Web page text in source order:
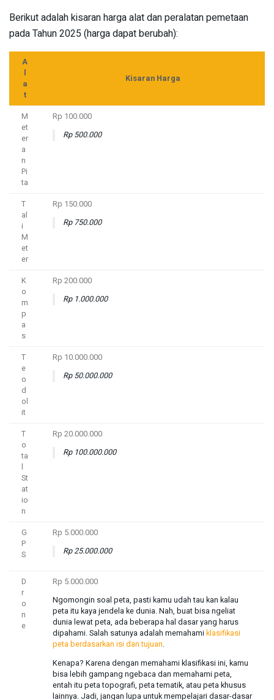
Berikut adalah kisaran harga alat dan peralatan pemetaan
pada Tahun 2025 (harga dapat berubah):
A
l
a
t
Kisaran Harga
M
et
er
a
n
Pi
ta
Rp 100.000
Rp 500.000
T
al
i
M
et
er
Rp 150.000
Rp 750.000
K
o
m
p
a
s
Rp 200.000
Rp 1.000.000
T
e
o
d
ol
it
Rp 10.000.000
Rp 50.000.000
T
o
ta
l
St
at
io
n
Rp 20.000.000
Rp 100.000.000
G
P
S
Rp 5.000.000
Rp 25.000.000
D
r
o
n
e
Rp 5.000.000
Ngomongin soal peta, pasti kamu udah tau kan kalau
peta itu kaya jendela ke dunia. Nah, buat bisa ngeliat
dunia lewat peta, ada beberapa hal dasar yang harus
dipahami. Salah satunya adalah memahamiklasifikasi
peta berdasarkan isi dan tujuan.
Kenapa? Karena dengan memahami klasifikasi ini, kamu
bisa lebih gampang ngebaca dan memahami peta,
entah itu peta topografi, peta tematik, atau peta khusus
lainnya. Jadi, jangan lupa untuk mempelajari dasar-dasar